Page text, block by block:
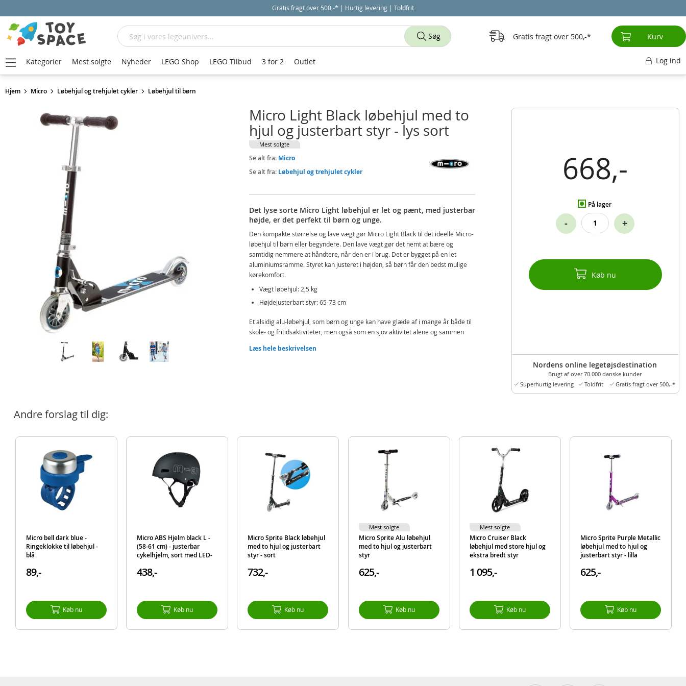
Gratis fragt over 500,-* | Hurtig levering | Toldfrit
Hjem Micro Løbehjul og trehjulet cykler Løbehjul til børn
668,-
På lager
- +
Køb nu
Nordens online legetøjsdestination
Brugt af over 70.000 danske kunder
Superhurtig levering
Toldfrit Gratis fragt over 500,-*
Micro Light Black løbehjul med to
hjul og justerbart styr - lys sort
Mest solgte
Se alt fra: Micro
Se alt fra: Løbehjul og trehjulet cykler
Det lyse sorte Micro Light løbehjul er let og pænt, med justerbar
højde, er det perfekt til børn og unge.
Den kompakte størrelse og lave vægt gør Micro Light Black til det ideelle Micro-
løbehjul til børn eller begyndere. Den lave vægt gør det nemt at bære og
samtidig nemmere at håndtere, når den er i brug. Det er bygget på en let
aluminiumsramme. Styret kan justeret i højden, så børn får den bedst mulige
kørekomfort.
Vægt løbehjul: 2,5 kg
Højdejusterbart styr: 65-73 cm
Et alsidig alu-løbehjul, som børn og unge kan have glæde af i mange år både til
skole- og fritidsaktiviteter, men også som en sjov aktivitet alene og sammen
Farve: Lys sort
Alder: fra 5 år
Produktdetaljer
7640108562067
Micro
Læs hele beskrivelsen
Andre forslag til dig:
Micro bell dark blue -
Ringeklokke til løbehjul -
blå
89,-
Køb nu
Micro ABS Hjelm black L -
(58-61 cm) - justerbar
cykelhjelm, sort med LED-
438,-
Køb nu
Micro Sprite Black løbehjul
med to hjul og justerbart
styr - sort
732,-
Køb nu
Micro Sprite Alu løbehjul
med to hjul og justerbart
styr
625,-
Køb nu
Mest solgte
Micro Cruiser Black
løbehjul med store hjul og
ekstra bredt styr
1 095,-
Køb nu
Mest solgte
Micro Sprite Purple Metallic
løbehjul med to hjul og
justerbart styr - lilla
625,-
Køb nu
Søg
Søg Gratis fragt over 500,- Kurv
Kategorier Mest solgte Nyheder LEGO Shop LEGO Tilbud 3 for 2 Outlet Log ind